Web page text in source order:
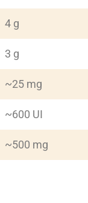
4 g
3 g
~25 mg
~600 UI
~500 mg